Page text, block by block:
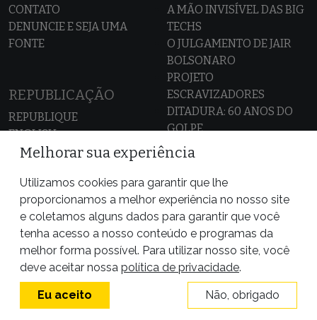
CONTATO
DENUNCIE E SEJA UMA
FONTE
REPUBLICAÇÃO
REPUBLIQUE
ENGLISH
ESPAÑOL
ALIADOS DA PÚBLICA
A MÃO INVISÍVEL DAS BIG
TECHS
O JULGAMENTO DE JAIR
BOLSONARO
PROJETO
ESCRAVIZADORES
DITADURA: 60 ANOS DO
GOLPE
CASO SAMUEL KLEIN
AMAZÔNIA SEM LEI
MAPA DOS CONFLITOS
POR TRÁS DO ALIMENTO
VAZA JATO
Melhorar sua experiência
Utilizamos cookies para garantir que lhe
proporcionamos a melhor experiência no nosso site
e coletamos alguns dados para garantir que você
tenha acesso a nosso conteúdo e programas da
melhor forma possível. Para utilizar nosso site, você
deve aceitar nossa política de privacidade.
Eu aceito Não, obrigado